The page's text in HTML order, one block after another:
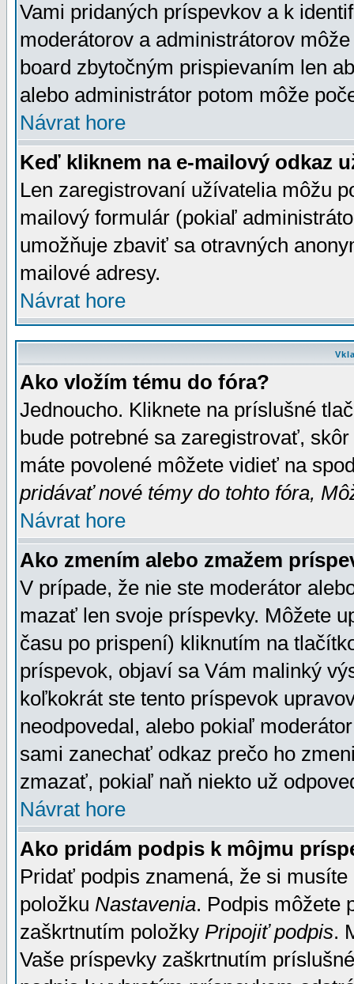
Vami pridaných príspevkov a k
moderátorov a administrátorov
board zbytočným prispievaním len
alebo administrátor potom môže
Návrat hore
Keď kliknem na e-mailový odkaz
Len zaregistrovaní užívatelia môžu
mailový formulár (pokiaľ
umožňuje zbaviť sa otravných
mailové adresy.
Návrat hore
Ako vložím tému do fóra?
Jednoucho. Kliknete na príslušné
bude potrebné sa zaregistrovať,
máte povolené môžete vidieť na
pridávať nové témy do tohto fóra,
Návrat hore
Ako zmením alebo zmažem
V prípade, že nie ste moderátor
mazať len svoje príspevky. Môžete
času po prispení) kliknutím na
príspevok, objaví sa Vám malinký
koľkokrát ste tento príspevok
neodpovedal, alebo pokiaľ
sami zanechať odkaz prečo ho
zmazať, pokiaľ naň niekto už
Návrat hore
Ako pridám podpis k môjmu
Pridať podpis znamená, že si
položku Nastavenia. Podpis môžete
zaškrtnutím položky Pripojiť podpis.
Vaše príspevky zaškrtnutím